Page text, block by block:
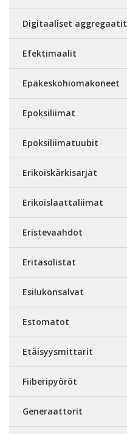
Digitaaliset aggregaatit
Efektimaalit
Epäkeskohiomakoneet
Epoksiliimat
Epoksiliimatuubit
Erikoiskärkisarjat
Erikoislaattaliimat
Eristevaahdot
Eritasolistat
Esilukonsalvat
Estomatot
Etäisyysmittarit
Fiiberipyöröt
Generaattorit